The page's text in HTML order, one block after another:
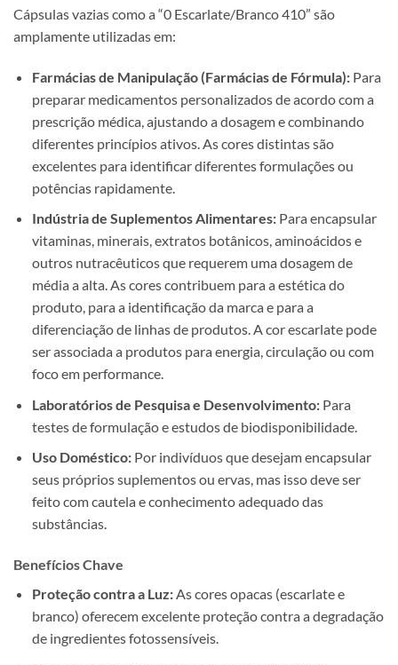
Cápsulas vazias como a “0 Escarlate/Branco 410” são
amplamente utilizadas em:
Farmácias de Manipulação (Farmácias de Fórmula):Para
preparar medicamentos personalizados de acordo com a
prescrição médica, ajustando a dosagem e combinando
diferentes princípios ativos. As cores distintas são
excelentes para identificar diferentes formulações ou
potências rapidamente.
Indústria de Suplementos Alimentares:Para encapsular
vitaminas, minerais, extratos botânicos, aminoácidos e
outros nutracêuticos que requerem uma dosagem de
média a alta. As cores contribuem para a estética do
produto, para a identificação da marca e para a
diferenciação de linhas de produtos. A cor escarlate pode
ser associada a produtos para energia, circulação ou com
foco em performance.
Laboratórios de Pesquisa e Desenvolvimento:Para
testes de formulação e estudos de biodisponibilidade.
Uso Doméstico:Por indivíduos que desejam encapsular
seus próprios suplementos ou ervas, mas isso deve ser
feito com cautela e conhecimento adequado das
substâncias.
Benefícios Chave
Proteção contra a Luz:As cores opacas (escarlate e
branco) oferecem excelente proteção contra a degradação
de ingredientes fotossensíveis.